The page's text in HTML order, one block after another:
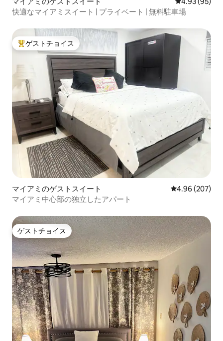
快適なマイアミスイート | プライベート | 無料駐車場
大好評のゲストチョイスです。
ゲストチョイス
マイアミのゲストスイート レビュー207
4.96 (207)
マイアミ中心部の独立したアパート
ゲストチョイス
ゲストチョイス